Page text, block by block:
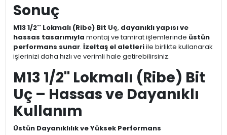
Sonuç
M13 1/2'' Lokmalı (Ribe) Bit Uç, dayanıklı yapısı ve
hassas tasarımıyla montaj ve tamirat işlemlerinde üstün
performans sunar. İzeltaş el aletleriile birlikte kullanarak
işlerinizi daha hızlı ve verimli hale getirebilirsiniz.
M13 1/2'' Lokmalı (Ribe) Bit
Uç – Hassas ve Dayanıklı
Kullanım
Üstün Dayanıklılık ve Yüksek Performans